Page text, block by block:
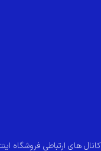
کانال های ارتباطی فروشگاه